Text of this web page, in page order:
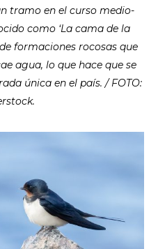
tramo en el curso medio-
como ‘La cama de la
formaciones rocosas que
agua, lo que hace que se
única en el país. / FOTO: